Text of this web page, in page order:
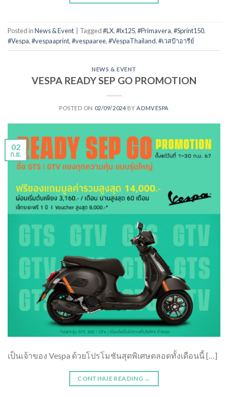
Posted inNews & Event Tagged#LX,#lx125,#Primavera,#Sprint150,
#Vespa,#vespaaprint,#vespaaree,#VespaThailand,#เวสป้าอารีย์
NEWS & EVENT
VESPA READY SEP GO PROMOTION
POSTED ON 02/09/2024 BYADMVESPA
02
ก.ย.
เป็นเจ้าของ Vespa ด้วยโปรโมชันสุดพิเศษตลอดทั้งเดือนนี้ […]
CONTINUE READING →